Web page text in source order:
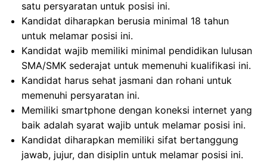
satu persyaratan untuk posisi ini.
Kandidat diharapkan berusia minimal 18 tahun
untuk melamar posisi ini.
Kandidat wajib memiliki minimal pendidikan lulusan
SMA/SMK sederajat untuk memenuhi kualifikasi ini.
Kandidat harus sehat jasmani dan rohani untuk
memenuhi persyaratan ini.
Memiliki smartphone dengan koneksi internet yang
baik adalah syarat wajib untuk melamar posisi ini.
Kandidat diharapkan memiliki sifat bertanggung
jawab, jujur, dan disiplin untuk melamar posisi ini.